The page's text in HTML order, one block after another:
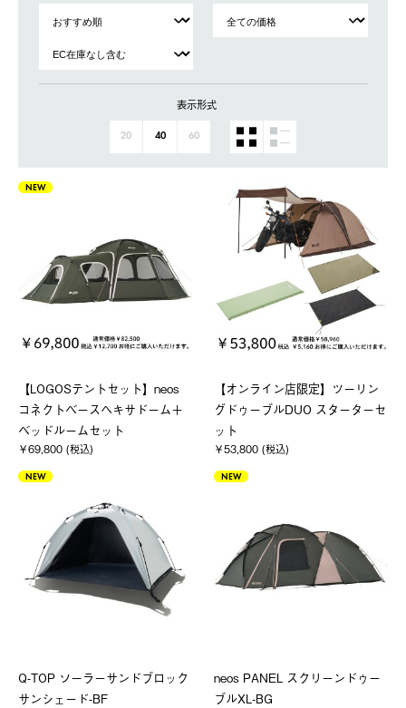
表示形式
20 40 60
NEW
【LOGOSテントセット】neos
コネクトベースヘキサドーム＋
ベッドルームセット
￥69,800 (税込)
【オンライン店限定】ツーリン
グドゥーブルDUO スターターセ
ット
￥53,800 (税込)
NEW
Q-TOP ソーラーサンドブロック
サンシェード-BF
NEW
neos PANEL スクリーンドゥー
ブルXL-BG